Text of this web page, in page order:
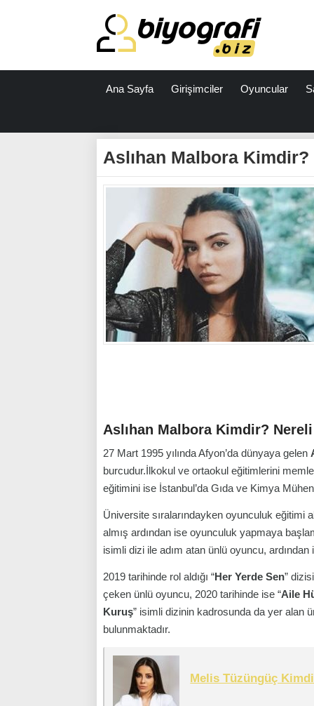
Ana Sayfa Girişimciler Oyuncular
Aslıhan Malbora Kimdir?
Aslıhan Malbora Kimdir?
27 Mart 1995 yılında Afyon’da dünyaya gelen
burcudur.İlkokul ve ortaokul eğitimlerini
eğitimini ise İstanbul’da Gıda ve Kimya
Üniversite sıralarındayken oyunculuk eğitimi
almış ardından ise oyunculuk yapmaya
isimli dizi ile adım atan ünlü oyuncu, ardından
2019 tarihinde rol aldığı “Her Yerde Sen”
çeken ünlü oyuncu, 2020 tarihinde ise “Aile
Kuruş” isimli dizinin kadrosunda da yer alan
bulunmaktadır.
Melis Tüzüngüç